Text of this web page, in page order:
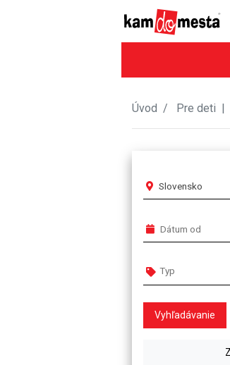
Úvod Pre deti |
Slovensko